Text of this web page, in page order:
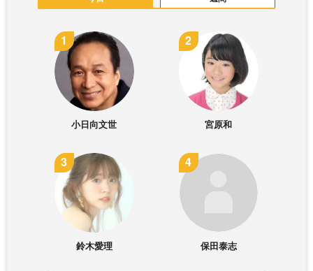
小日向文世 宮原和
鈴木愛理 保田泰志